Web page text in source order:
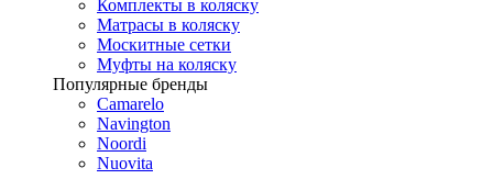
Комплекты в коляску
Матрасы в коляску
Москитные сетки
Муфты на коляску
Популярные бренды
Camarelo
Navington
Noordi
Nuovita